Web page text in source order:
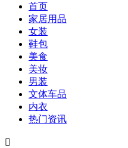
首页
家居用品
女装
鞋包
美食
美妆
男装
文体车品
内衣
热门资讯
